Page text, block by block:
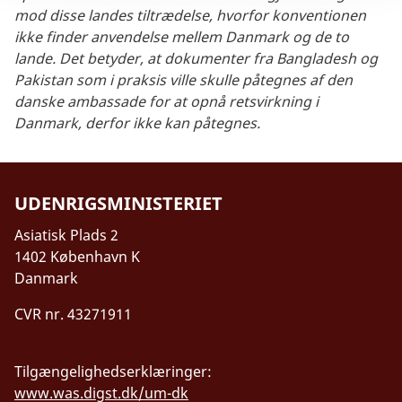
mod disse landes tiltrædelse, hvorfor konventionen
ikke finder anvendelse mellem Danmark og de to
lande. Det betyder, at dokumenter fra Bangladesh og
Pakistan som i praksis ville skulle påtegnes af den
danske ambassade for at opnå retsvirkning i
Danmark, derfor ikke kan påtegnes.
UDENRIGSMINISTERIET
Asiatisk Plads 2
1402 København K
Danmark
CVR nr. 43271911
Tilgængelighedserklæringer:
www.was.digst.dk/um-dk